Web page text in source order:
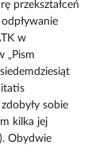
przekształceń
w
„Pism
sobie
kilka jej
Obydwie